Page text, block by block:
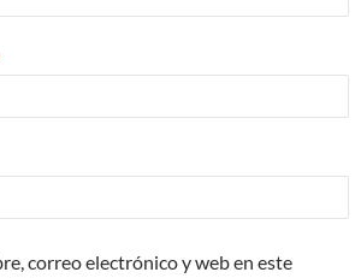
correo electrónico y web en este